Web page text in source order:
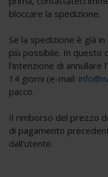
bloccare la spedizione.
Se la spedizione è già
più possibile. In questo
l'intenzione di annullare
14 giorni (e-mail:
pacco.
Il rimborso del prezzo
di pagamento
dall'utente.